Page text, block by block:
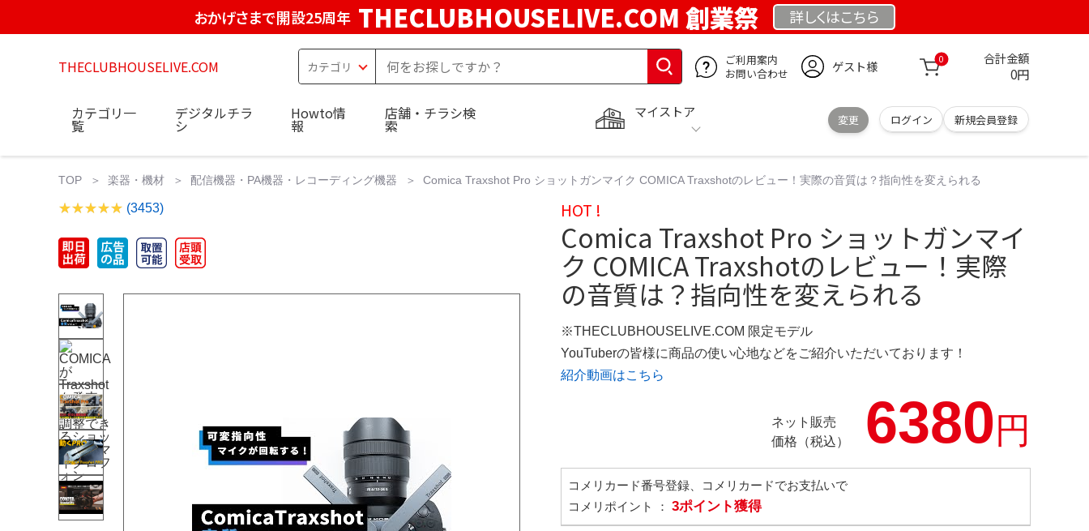
おかげさまで開設25周年 THECLUBHOUSELIVE.COM 創業祭 詳しくはこちら
THECLUBHOUSELIVE.COM
ご利用案内
お問い合わせ
ゲスト様 0 合計金額
0円
マイストア
変更 ログイン 新規会員登録
カテゴリ一
覧
デジタルチラ
シ
Howto情
報
店舗・チラシ検
索
TOP 楽器・機材 配信機器・PA機器・レコーディング機器 Comica Traxshot Pro ショットガンマイク COMICA Traxshotのレビュー！実際の音質は？指向性を変えられる
(3453) HOT !
Comica Traxshot Pro ショットガンマイ
ク COMICA Traxshotのレビュー！実際
の音質は？指向性を変えられる
※THECLUBHOUSELIVE.COM 限定モデル
YouTuberの皆様に商品の使い心地などをご紹介いただいております！
紹介動画はこちら
ネット販売
価格（税込）
6380円
コメリカード番号登録、コメリカードでお支払いで
コメリポイント ： 3ポイント獲得